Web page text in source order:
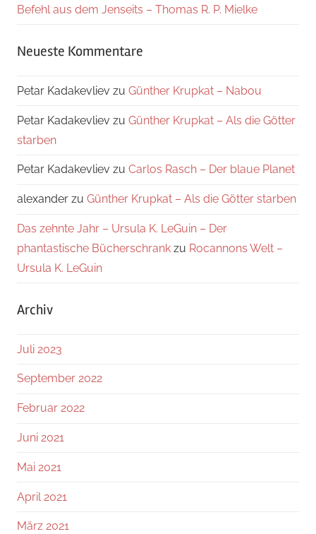
Befehl aus dem Jenseits – Thomas R. P. Mielke
Neueste Kommentare
Petar Kadakevliev zu Günther Krupkat – Nabou
Petar Kadakevliev zu Günther Krupkat – Als die Götter
starben
Petar Kadakevliev zu Carlos Rasch – Der blaue Planet
alexander zu Günther Krupkat – Als die Götter starben
Das zehnte Jahr – Ursula K. LeGuin – Der
phantastische Bücherschrank zu Rocannons Welt –
Ursula K. LeGuin
Archiv
Juli 2023
September 2022
Februar 2022
Juni 2021
Mai 2021
April 2021
März 2021